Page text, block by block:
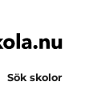
Sök skolor